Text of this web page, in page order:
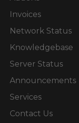
Invoices
Network Status
Knowledgebase
Server Status
Announcements
Services
Contact Us